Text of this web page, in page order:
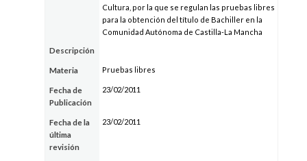
Cultura, por la que se regulan las pruebas libres
para la obtención del título de Bachiller en la
Comunidad Autónoma de Castilla-La Mancha
Descripción
Materia Pruebas libres
Fecha de
Publicación
23/02/2011
Fecha de la
última
revisión
23/02/2011